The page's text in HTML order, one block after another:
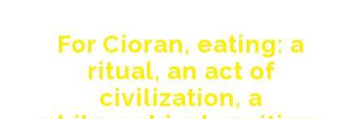
For Cioran, eating: a
ritual, an act of
civilization, a